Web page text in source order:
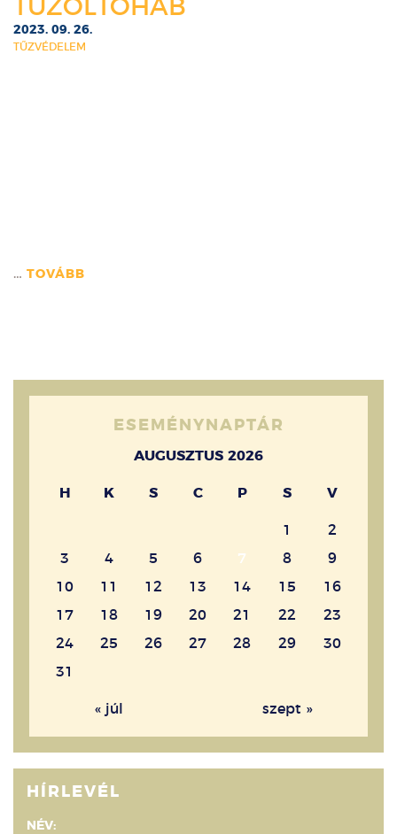
TŰZOLTÓHAB
2023. 09. 26.
TŰZVÉDELEM
… TOVÁBB
ESEMÉNYNAPTÁR
AUGUSZTUS 2026
H K S C P S V
1
2
3
4 5 6 7 8
9
10
11 12 13 14 15
16
17
18 19 20 21 22
23
24
25 26 27 28 29
30
31
« júl szept »
HÍRLEVÉL
NÉV: